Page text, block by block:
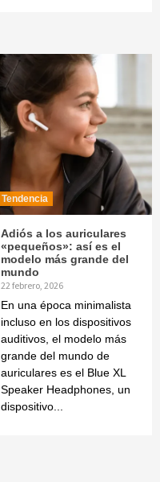
Tendencia
Adiós a los auriculares
«pequeños»: así es el
modelo más grande del
mundo
22 febrero, 2026
En una época minimalista
incluso en los dispositivos
auditivos, el modelo más
grande del mundo de
auriculares es el Blue XL
Speaker Headphones, un
dispositivo...